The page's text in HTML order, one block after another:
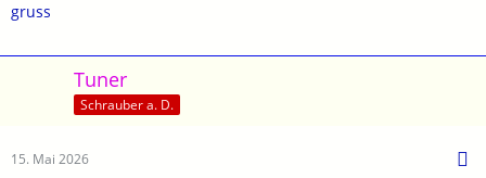
gruss
Tuner
Schrauber a. D.
15. Mai 2026